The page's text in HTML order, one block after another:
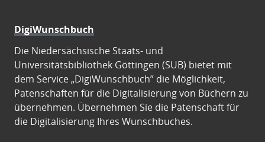
DigiWunschbuch
Die Niedersächsische Staats- und
Universitätsbibliothek Göttingen (SUB) bietet mit
dem Service „DigiWunschbuch” die Möglichkeit,
Patenschaften für die Digitalisierung von Büchern zu
übernehmen. Übernehmen Sie die Patenschaft für
die Digitalisierung Ihres Wunschbuches.